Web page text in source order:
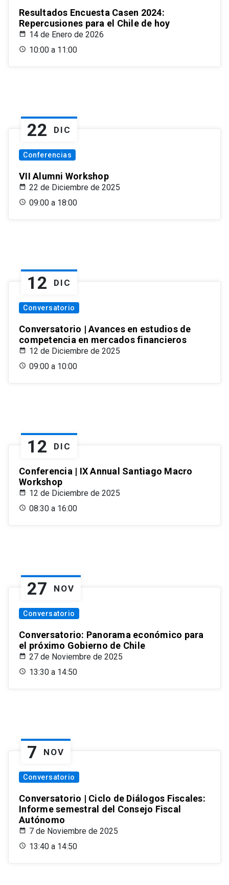
Resultados Encuesta Casen 2024:
Repercusiones para el Chile de hoy
14 de Enero de 2026
10:00 a 11:00
22 DIC
Conferencias
VII Alumni Workshop
22 de Diciembre de 2025
09:00 a 18:00
12 DIC
Conversatorio
Conversatorio | Avances en estudios de
competencia en mercados financieros
12 de Diciembre de 2025
09:00 a 10:00
12 DIC
Conferencia | IX Annual Santiago Macro
Workshop
12 de Diciembre de 2025
08:30 a 16:00
27 NOV
Conversatorio
Conversatorio: Panorama económico para
el próximo Gobierno de Chile
27 de Noviembre de 2025
13:30 a 14:50
7 NOV
Conversatorio
Conversatorio | Ciclo de Diálogos Fiscales:
Informe semestral del Consejo Fiscal
Autónomo
7 de Noviembre de 2025
13:40 a 14:50